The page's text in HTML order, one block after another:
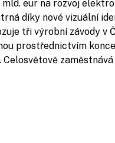
eur na rozvoj
díky nové vizuální
tři výrobní závody v
prostřednictvím